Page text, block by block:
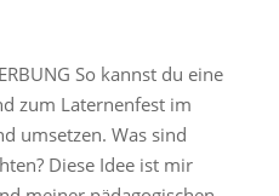
So kannst du eine
zum Laternenfest im
umsetzen. Was sind
Diese Idee ist mir